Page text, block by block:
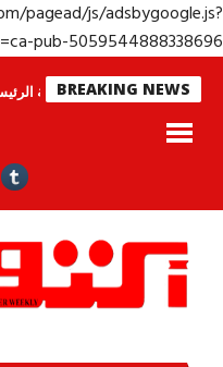
pagead/js/
pub-
BREAKING NEWS
ينامون جولة الرئيس السيسي